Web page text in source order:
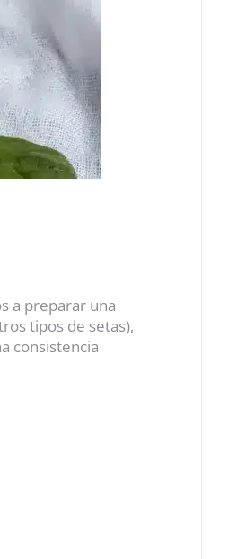
a preparar una
tipos de setas),
consistencia